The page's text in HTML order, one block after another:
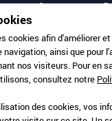
Couverture et
de confidentialité
cookies afin d'améliorer
navigation, ainsi que pour
nos visiteurs. Pour en
consultez notre
des cookies, vos